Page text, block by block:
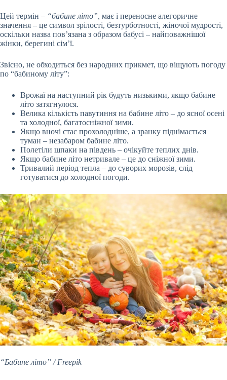
Цей термін – “бабине літо”, має і переносне алегоричне
значення – це символ зрілості, безтурботності, жіночої мудрості,
оскільки назва пов’язана з образом бабусі – найповажнішої
жінки, берегині сім’ї.
Звісно, не обходиться без народних прикмет, що віщують погоду
по “бабиному літу”:
Врожаї на наступний рік будуть низькими, якщо бабине
літо затягнулося.
Велика кількість павутиння на бабине літо – до ясної осені
та холодної, багатосніжної зими.
Якщо вночі стає прохолодніше, а зранку піднімається
туман – незабаром бабине літо.
Полетіли шпаки на південь – очікуйте теплих днів.
Якщо бабине літо нетривале – це до сніжної зими.
Тривалий період тепла – до суворих морозів, слід
готуватися до холодної погоди.
“Бабине літо” / Freepik